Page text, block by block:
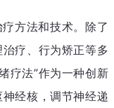
方法和技术。除了
疗、行为矫正等多
疗法”作为一种创新
经核，调节神经递